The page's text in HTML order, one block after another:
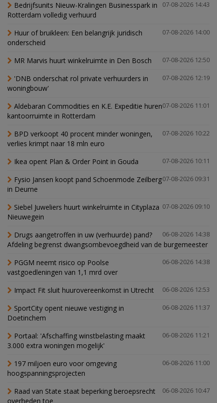
07-08-2026 14:43
Bedrijfsunits Nieuw-Kralingen Businesspark in
Rotterdam volledig verhuurd
07-08-2026 14:00
Huur of bruikleen: Een belangrijk juridisch
onderscheid
07-08-2026 12:50
MR Marvis huurt winkelruimte in Den Bosch
07-08-2026 12:19
'DNB onderschat rol private verhuurders in
woningbouw'
07-08-2026 11:01
Aldebaran Commodities en K.E. Expeditie huren
kantoorruimte in Rotterdam
07-08-2026 10:22
BPD verkoopt 40 procent minder woningen,
verlies krimpt naar 18 mln euro
07-08-2026 10:11
Ikea opent Plan & Order Point in Gouda
07-08-2026 09:31
Fysio Jansen koopt pand Schoenmode Zeilberg
in Deurne
07-08-2026 09:10
Siebel Juweliers huurt winkelruimte in Cityplaza
Nieuwegein
06-08-2026 14:38
Drugs aangetroffen in uw (verhuurde) pand?
Afdeling begrenst dwangsombevoegdheid van de burgemeester
06-08-2026 14:38
PGGM neemt risico op Poolse
vastgoedleningen van 1,1 mrd over
06-08-2026 12:53
Impact Fit sluit huurovereenkomst in Utrecht
06-08-2026 11:37
SportCity opent nieuwe vestiging in
Doetinchem
06-08-2026 11:21
Portaal: 'Afschaffing winstbelasting maakt
3.000 extra woningen mogelijk'
06-08-2026 11:00
197 miljoen euro voor omgeving
hoogspanningsprojecten
06-08-2026 10:47
Raad van State staat beperking beroepsrecht
overheden toe